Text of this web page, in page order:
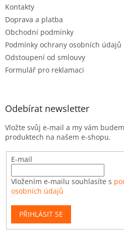
Kontakty
Doprava a platba
Obchodní podmínky
Podmínky ochrany osobních údajů
Odstoupení od smlouvy
Formulář pro reklamaci
Odebírat newsletter
Vložte svůj e-mail a my vám
produktech na našem e-shopu.
E-mail
Vložením e-mailu souhlasíte s
osobních údajů
PŘIHLÁSIT SE